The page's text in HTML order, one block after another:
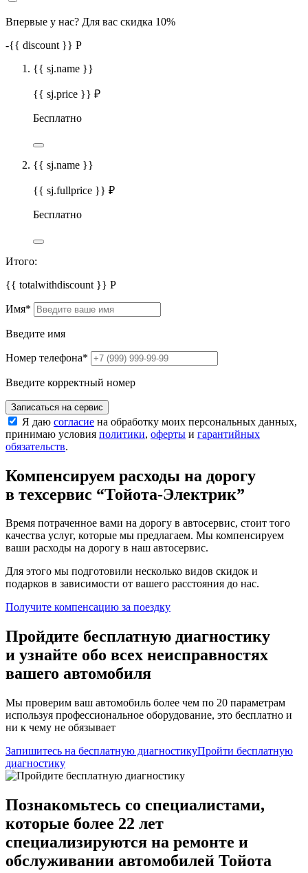
Впервые у нас? Для вас скидка 10%
-{{ discount }} Р
{{ sj.name }}
{{ sj.price }} ₽
Бесплатно
{{ sj.name }}
{{ sj.fullprice }} ₽
Бесплатно
Итого:
{{ totalwithdiscount }} Р
Имя*
Введите имя
Номер телефона*
Введите корректный номер
Записаться на сервис
Я даю согласие на обработку моих персональных данных,
принимаю условия политики, оферты и гарантийных
обязательств.
Компенсируем расходы на дорогу
в техсервис “Тойота-Электрик”
Время потраченное вами на дорогу в автосервис, стоит того
качества услуг, которые мы предлагаем. Мы компенсируем
ваши расходы на дорогу в наш автосервис.
Для этого мы подготовили несколько видов скидок и
подарков в зависимости от вашего расстояния до нас.
Получите компенсацию за поездку
Пройдите бесплатную диагностику
и узнайте обо всех неисправностях
вашего автомобиля
Мы проверим ваш автомобиль более чем по 20 параметрам
используя профессиональное оборудование, это бесплатно и
ни к чему не обязывает
Запишитесь на бесплатную диагностикуПройти бесплатную
диагностику
Познакомьтесь со специалистами,
которые более 22 лет
специализируются на ремонте и
обслуживании автомобилей Тойота